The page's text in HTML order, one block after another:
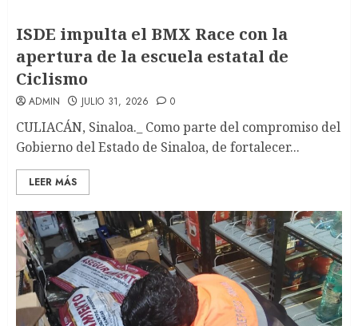
ISDE impulta el BMX Race con la
apertura de la escuela estatal de
Ciclismo
ADMIN JULIO 31, 2026 0
CULIACÁN, Sinaloa._ Como parte del compromiso del
Gobierno del Estado de Sinaloa, de fortalecer...
LEER MÁS